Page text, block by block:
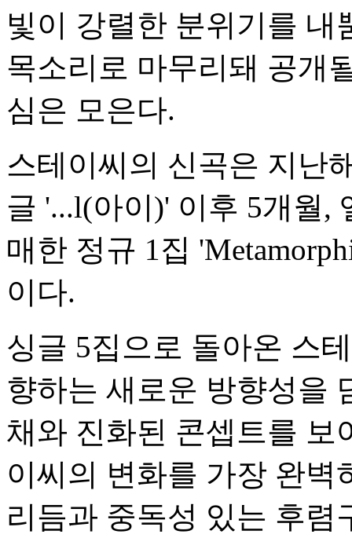
빛이 강렬한 분위기를
목소리로 마무리돼 공개
심은 모은다.
스테이씨의 신곡은 지난
글 '...l(아이)' 이후 5개월,
매한 정규 1집
이다.
싱글 5집으로 돌아온 스
향하는 새로운 방향성을
채와 진화된 콘셉트를 보
이씨의 변화를 가장 완
리듬과 중독성 있는 후렴